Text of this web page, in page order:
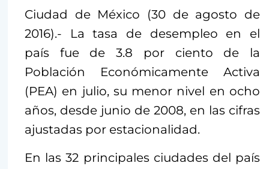
Ciudad de México (30 de agosto de
2016).- La tasa de desempleo en el
país fue de 3.8 por ciento de la
Población Económicamente Activa
(PEA) en julio, su menor nivel en ocho
años, desde junio de 2008, en las cifras
ajustadas por estacionalidad.
En las 32 principales ciudades del país